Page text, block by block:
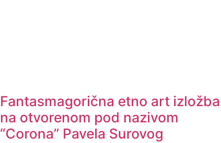
Fantasmagorična etno art izložba
na otvorenom pod nazivom
“Corona” Pavela Surovog